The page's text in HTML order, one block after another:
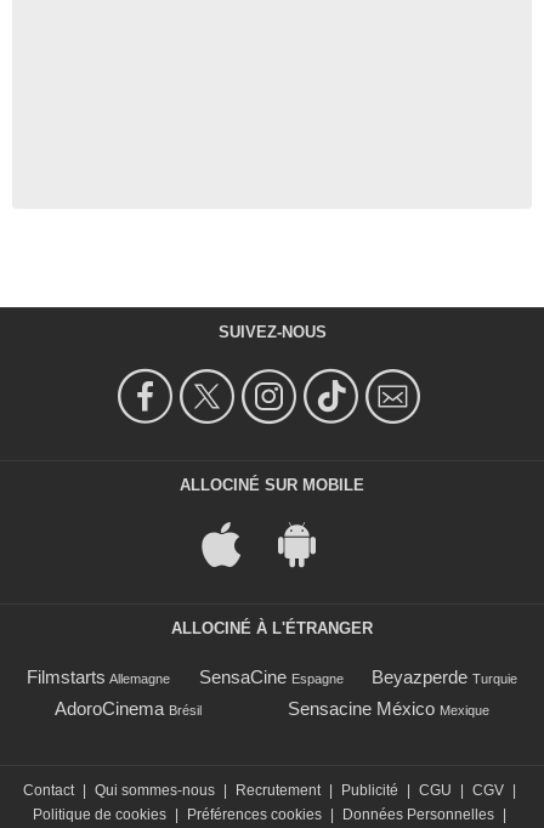
SUIVEZ-NOUS
ALLOCINÉ SUR MOBILE
ALLOCINÉ À L'ÉTRANGER
Filmstarts Allemagne SensaCine Espagne Beyazperde Turquie
AdoroCinema Brésil Sensacine México Mexique
Contact | Qui sommes-nous | Recrutement | Publicité | CGU | CGV |
Politique de cookies | Préférences cookies | Données Personnelles |